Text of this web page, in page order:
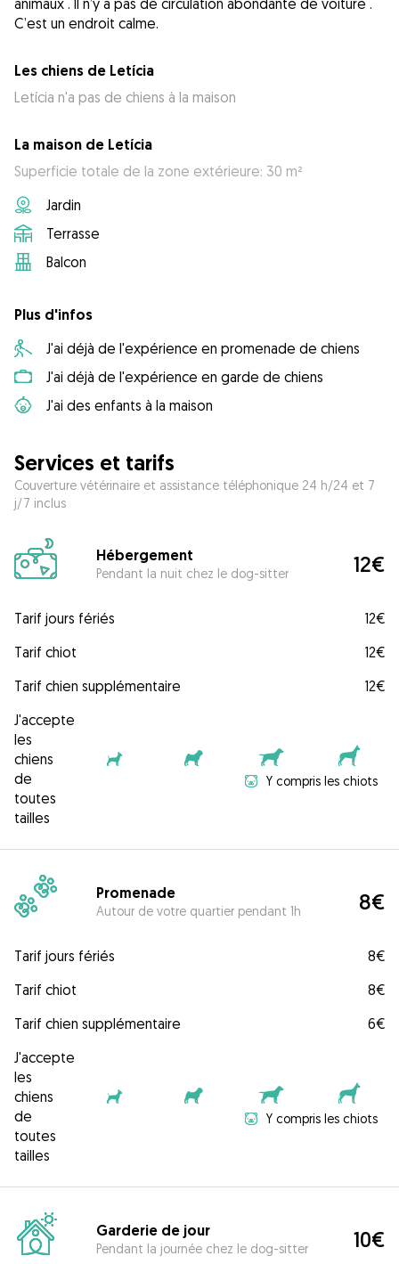
animaux . Il n’y a pas de circulation abondante de voiture .
C’est un endroit calme.
Les chiens de Letícia
Letícia n'a pas de chiens à la maison
La maison de Letícia
Superficie totale de la zone extérieure: 30 m²
Jardin
Terrasse
Balcon
Plus d'infos
J'ai déjà de l'expérience en promenade de chiens
J'ai déjà de l'expérience en garde de chiens
J'ai des enfants à la maison
Services et tarifs
Couverture vétérinaire et assistance téléphonique 24 h/24 et 7
j/7 inclus
Hébergement
Pendant la nuit chez le dog-sitter 12€
Tarif jours fériés
12€
Tarif chiot
12€
Tarif chien supplémentaire
12€
J'accepte
les
chiens
de
toutes
tailles
Y compris les chiots
Promenade
Autour de votre quartier pendant 1h 8€
Tarif jours fériés
8€
Tarif chiot
8€
Tarif chien supplémentaire
6€
J'accepte
les
chiens
de
toutes
tailles
Y compris les chiots
Garderie de jour
Pendant la journée chez le dog-sitter 10€